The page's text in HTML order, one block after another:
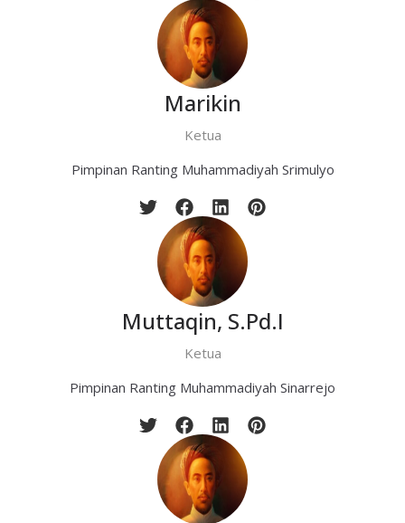
Marikin
Ketua
Pimpinan Ranting Muhammadiyah Srimulyo
Muttaqin, S.Pd.I
Ketua
Pimpinan Ranting Muhammadiyah Sinarrejo